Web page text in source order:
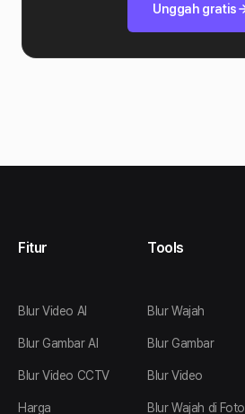
Unggah gratis
Fitur
Blur Video AI
Blur Gambar AI
Blur Video CCTV
Harga
Tools
Blur Wajah
Blur Gambar
Blur Video
Blur Wajah di Foto